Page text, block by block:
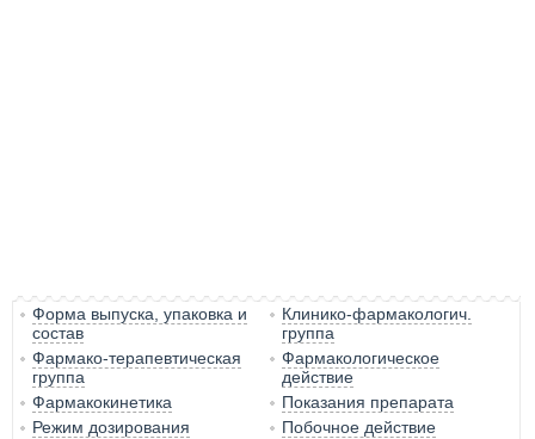
Форма выпуска, упаковка и
состав
Клинико-фармакологич.
группа
Фармако-терапевтическая
группа
Фармакологическое
действие
Фармакокинетика
Показания препарата
Режим дозирования
Побочное действие